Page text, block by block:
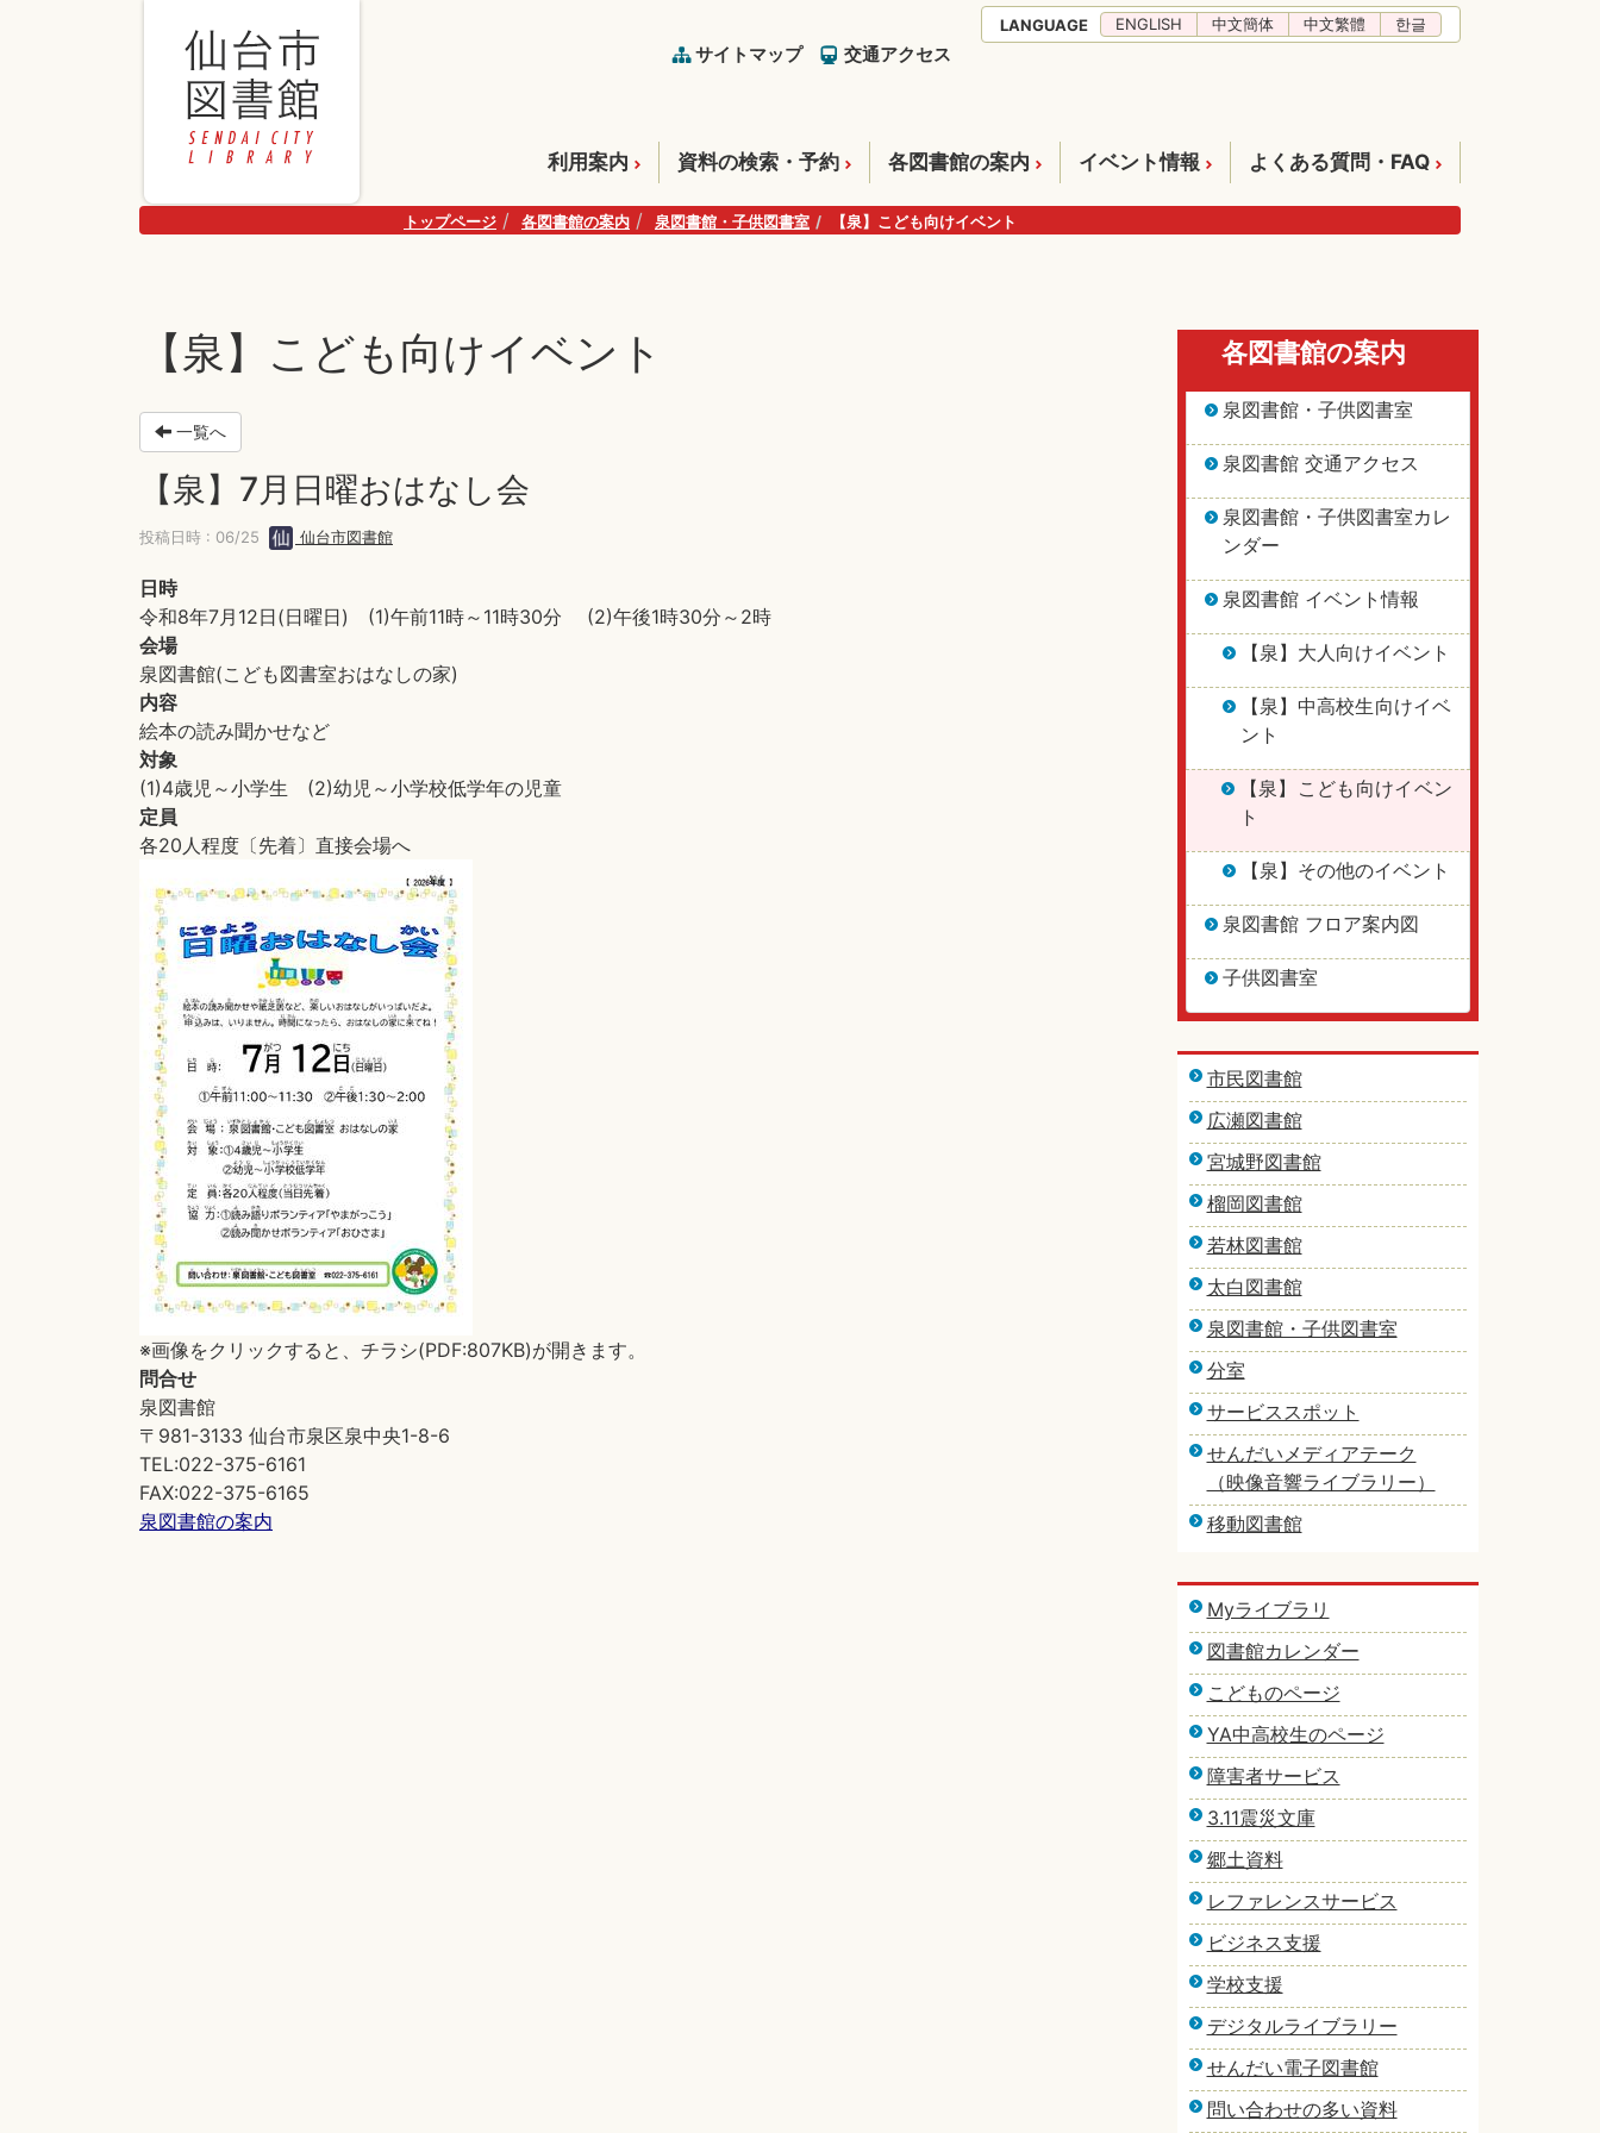
サイトマップ 交通アクセス
LANGUAGE ENGLISH 中文簡体 中文繁體 한글
利用案内 資料の検索・予約 各図書館の案内 イベント情報 よくある質問・FAQ
トップページ 各図書館の案内 泉図書館・子供図書室 【泉】こども向けイベント
【泉】こども向けイベント
一覧へ
【泉】7月日曜おはなし会
投稿日時 : 06/25 仙台市図書館
日時
令和8年7月12日(日曜日) (1)午前11時～11時30分 (2)午後1時30分～2時
会場
泉図書館(こども図書室おはなしの家)
内容
絵本の読み聞かせなど
対象
(1)4歳児～小学生 (2)幼児～小学校低学年の児童
定員
各20人程度〔先着〕直接会場へ
※画像をクリックすると、チラシ(PDF:807KB)が開きます。
問合せ
泉図書館
〒981-3133 仙台市泉区泉中央1-8-6
TEL:022-375-6161
FAX:022-375-6165
泉図書館の案内
各図書館の案内
泉図書館・子供図書室
泉図書館 交通アクセス
泉図書館・子供図書室カレ
ンダー
泉図書館 イベント情報
【泉】大人向けイベント
【泉】中高校生向けイベ
ント
【泉】こども向けイベン
ト
【泉】その他のイベント
泉図書館 フロア案内図
子供図書室
市民図書館
広瀬図書館
宮城野図書館
榴岡図書館
若林図書館
太白図書館
泉図書館・子供図書室
分室
サービススポット
せんだいメディアテーク
（映像音響ライブラリー）
移動図書館
Myライブラリ
図書館カレンダー
こどものページ
YA中高校生のページ
障害者サービス
3.11震災文庫
郷土資料
レファレンスサービス
ビジネス支援
学校支援
デジタルライブラリー
せんだい電子図書館
問い合わせの多い資料